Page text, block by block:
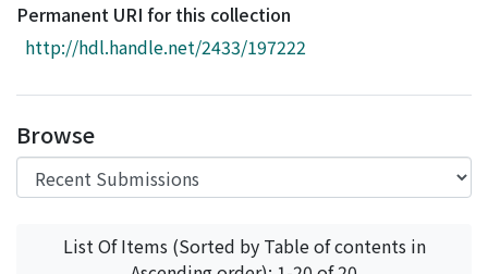
Download Ranking
Access Statistics
Permanent URI for this collection
http://hdl.handle.net/2433/197222
Browse
List Of Items (Sorted by Table of contents in